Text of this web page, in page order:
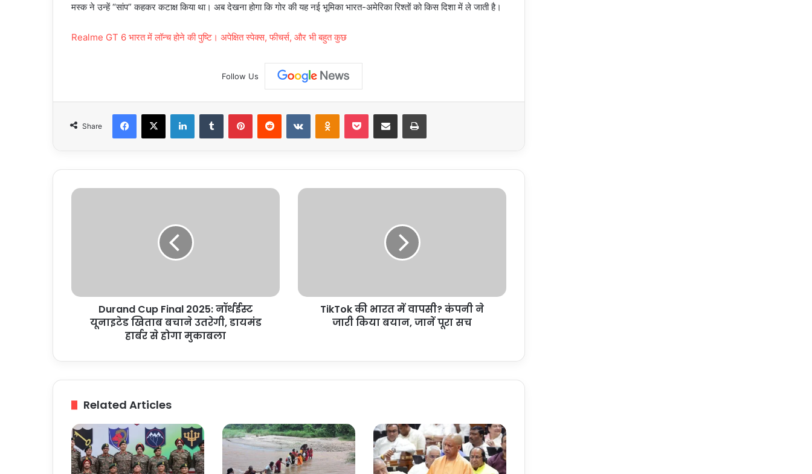
मस्क ने उन्हें “सांप” कहकर कटाक्ष किया था। अब देखना होगा कि गोर की यह नई भूमिका भारत-अमेरिका रिश्तों को किस दिशा में ले जाती है।
Realme GT 6 भारत में लॉन्च होने की पुष्टि। अपेक्षित स्पेक्स, फीचर्स, और भी बहुत कुछ
Follow Us
Share
Facebook
X LinkedInTumblr PinterestReddit VKontakteOdnoklassniki
Pocket Share via Email Print
Durand
उतरेगी,
Durand Cup Final 2025: नॉर्थईस्ट
यूनाइटेड खिताब बचाने उतरेगी, डायमंड
हार्बर से होगा मुकाबला
TikTok
किया
TikTok की भारत में वापसी? कंपनी ने
जारी किया बयान, जानें पूरा सच
Related Articles